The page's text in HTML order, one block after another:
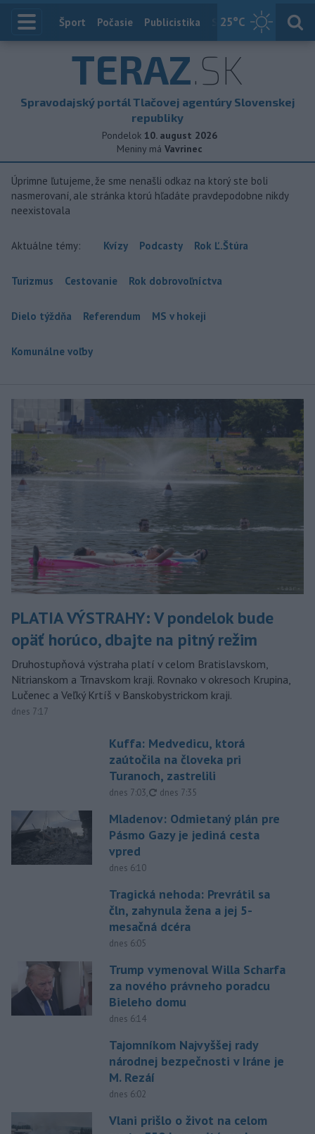
25°C
Index
Šport Počasie Publicistika Slovensko
TERAZ.SK
Spravodajský portál Tlačovej agentúry Slovenskej
republiky
Pondelok 10. august 2026
Meniny má Vavrinec
Úprimne ľutujeme, že sme nenašli odkaz na ktorý ste boli
nasmerovaní, ale stránka ktorú hľadáte pravdepodobne nikdy
neexistovala
Aktuálne témy: Kvízy Podcasty Rok Ľ.Štúra
Turizmus Cestovanie Rok dobrovoľníctva
Dielo týždňa Referendum MS v hokeji
Komunálne voľby
PLATIA VÝSTRAHY: V pondelok bude
opäť horúco, dbajte na pitný režim
Druhostupňová výstraha platí v celom Bratislavskom,
Nitrianskom a Trnavskom kraji. Rovnako v okresoch Krupina,
Lučenec a Veľký Krtíš v Banskobystrickom kraji.
dnes 7:17
Kuffa: Medvedicu, ktorá
zaútočila na človeka pri
Turanoch, zastrelili
dnes 7:03, aktualizované
dnes 7:35
Mladenov: Odmietaný plán pre
Pásmo Gazy je jediná cesta
vpred
dnes 6:10
Tragická nehoda: Prevrátil sa
čln, zahynula žena a jej 5-
mesačná dcéra
dnes 6:05
Trump vymenoval Willa Scharfa
za nového právneho poradcu
Bieleho domu
dnes 6:14
Tajomníkom Najvyššej rady
národnej bezpečnosti v Iráne je
M. Rezáí
dnes 6:02
Vlani prišlo o život na celom